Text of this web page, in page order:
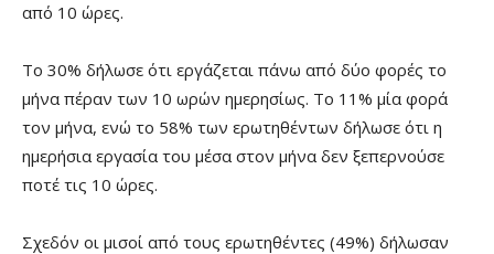
από 10 ώρες.
Το 30% δήλωσε ότι εργάζεται πάνω από δύο φορές το
μήνα πέραν των 10 ωρών ημερησίως. Το 11% μία φορά
τον μήνα, ενώ το 58% των ερωτηθέντων δήλωσε ότι η
ημερήσια εργασία του μέσα στον μήνα δεν ξεπερνούσε
ποτέ τις 10 ώρες.
Σχεδόν οι μισοί από τους ερωτηθέντες (49%) δήλωσαν